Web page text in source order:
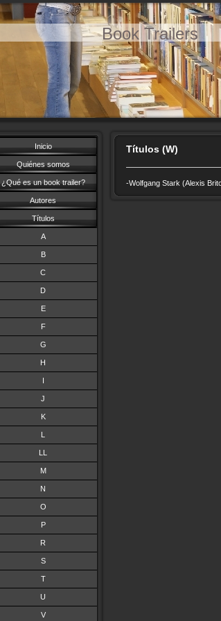
Book Trailers
Inicio
Quiénes somos
¿Qué es un book trailer?
Autores
Títulos
A
B
C
D
E
F
G
H
I
J
K
L
LL
M
N
O
P
R
S
T
U
V
Títulos (W)
-Wolfgang Stark (Alexis